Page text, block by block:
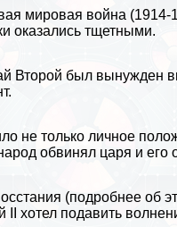
мировая война (1914-
оказались тщетными.
Второй был вынужден
не только личное
обвинял царя и его
(подробнее об
хотел подавить